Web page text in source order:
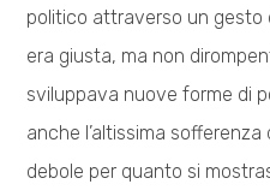
politico attraverso un gesto
era giusta, ma non
sviluppava nuove forme di
anche l’altissima
debole per quanto si